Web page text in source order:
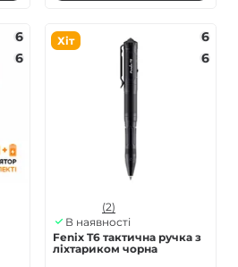
6
6
Хіт
6
6
(2)
В наявності
Fenix T6 тактична ручка з
ліхтариком чорна